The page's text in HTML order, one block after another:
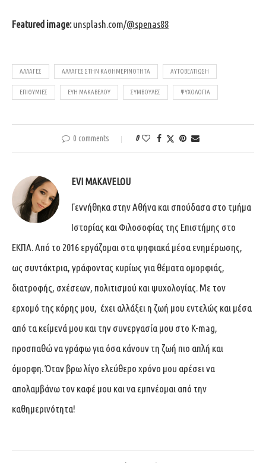
Featured image:unsplash.com/@spenas88
ΑΛΛΑΓΕΣ ΑΛΛΑΓΕΣ ΣΤΗΝ ΚΑΘΗΜΕΡΙΝΟΤΗΤΑ ΑΥΤΟΒΕΛΤΙΩΣΗ
ΕΠΙΘΥΜΙΕΣ ΕΥΗ ΜΑΚΑΒΕΛΟΥ ΣΥΜΒΟΥΛΕΣ ΨΥΧΟΛΟΓΙΑ
0 comments 0
EVI MAKAVELOU
Γεννήθηκα στην Αθήνα και σπούδασα στο τμήμα
Ιστορίας και Φιλοσοφίας της Επιστήμης στο
ΕΚΠΑ. Από το 2016 εργάζομαι στα ψηφιακά μέσα ενημέρωσης,
ως συντάκτρια, γράφοντας κυρίως για θέματα ομορφιάς,
διατροφής, σχέσεων, πολιτισμού και ψυχολογίας. Με τον
ερχομό της κόρης μου, έχει αλλάξει η ζωή μου εντελώς και μέσα
από τα κείμενά μου και την συνεργασία μου στο K-mag,
προσπαθώ να γράφω για όσα κάνουν τη ζωή πιο απλή και
όμορφη. Όταν βρω λίγο ελεύθερο χρόνο μου αρέσει να
απολαμβάνω τον καφέ μου και να εμπνέομαι από την
καθημερινότητα!